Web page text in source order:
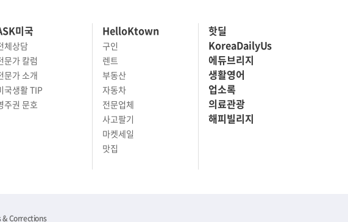
미국
체상담
문가 칼럼
문가 소개
국생활 TIP
주권 문호
HelloKtown
구인
렌트
부동산
자동차
전문업체
사고팔기
마켓세일
맛집
핫딜
KoreaDailyUs
에듀브리지
생활영어
업소록
의료관광
해피빌리지
& Corrections